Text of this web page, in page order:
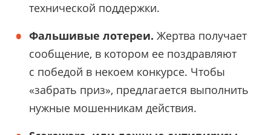
технической поддержки.
Фальшивые лотереи. Жертва получает
сообщение, в котором ее поздравляют
с победой в некоем конкурсе. Чтобы
«забрать приз», предлагается выполнить
нужные мошенникам действия.